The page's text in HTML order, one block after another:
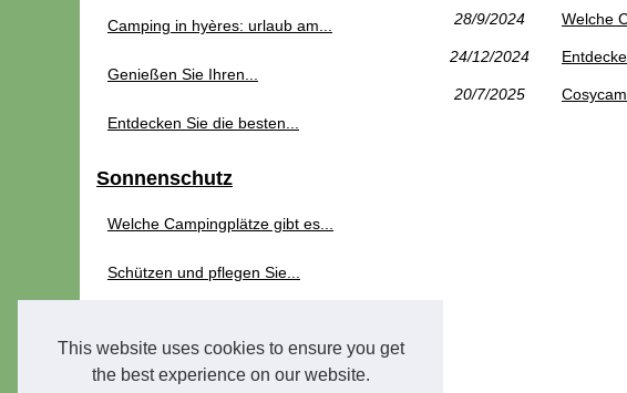
This website uses cookies to ensure you get
the best experience on our website.
28/9/2024 Welche
24/12/2024
20/7/2025
Camping in hyères: urlaub am...
Genießen Sie Ihren...
Entdecken Sie die besten...
Sonnenschutz
Welche Campingplätze gibt es...
Schützen und pflegen Sie...
Luxuscamping in...